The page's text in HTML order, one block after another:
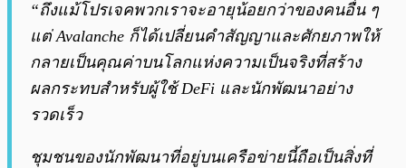
“ถึงแม้โปรเจคพวกเราจะอายุน้อยกว่าของคนอื่น ๆ
แต่ Avalanche ก็ได้เปลี่ยนคำสัญญาและศักยภาพให้
กลายเป็นคุณค่าบนโลกแห่งความเป็นจริงที่สร้าง
ผลกระทบสำหรับผู้ใช้ DeFi และนักพัฒนาอย่าง
รวดเร็ว
ชุมชนของนักพัฒนาที่อยู่บนเครือข่ายนี้ถือเป็นสิ่งที่